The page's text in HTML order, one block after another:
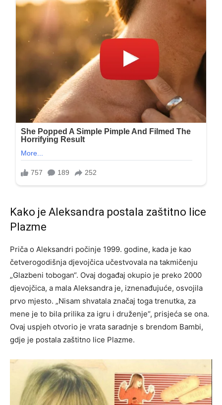
Kako je Aleksandra postala zaštitno lice
Plazme
Priča o Aleksandri počinje 1999. godine, kada je kao
četverogodišnja djevojčica učestvovala na takmičenju
„Glazbeni tobogan“. Ovaj događaj okupio je preko 2000
djevojčica, a mala Aleksandra je, iznenađujuće, osvojila
prvo mjesto. „Nisam shvatala značaj toga trenutka, za
mene je to bila prilika za igru i druženje“, prisjeća se ona.
Ovaj uspjeh otvorio je vrata saradnje s brendom Bambi,
gdje je postala zaštitno lice Plazme.